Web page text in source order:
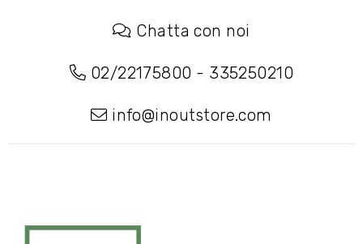
Chatta con noi
02/22175800 - 335250210
info@inoutstore.com